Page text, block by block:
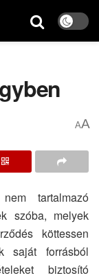
AA
tartalmazó
szóba, melyek
köttessen
saját forrásból
biztosító